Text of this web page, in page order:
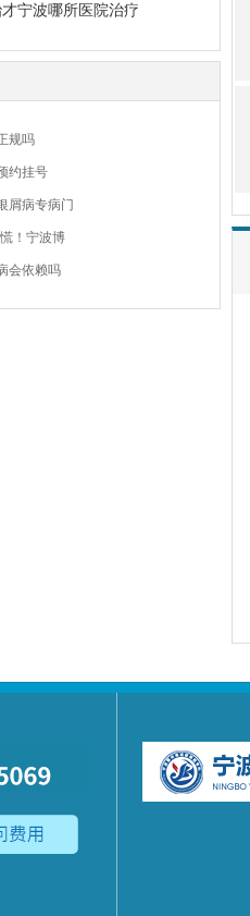
宁波哪所医院治疗
规吗
约挂号
屑病专病门
！宁波博
会依赖吗